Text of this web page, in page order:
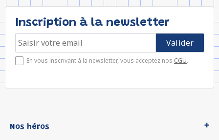
Inscription à la newsletter
En vous inscrivant à la newsletter, vous acceptez nos CGU.
Nos héros